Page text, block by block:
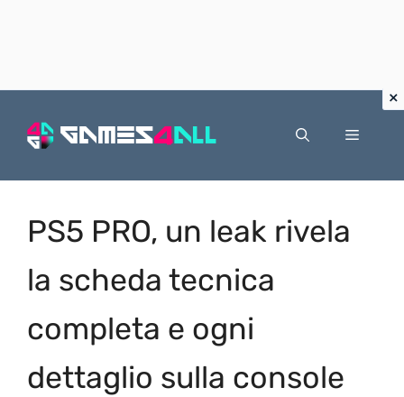
Menu
PS5 PRO, un leak rivela
la scheda tecnica
completa e ogni
dettaglio sulla console